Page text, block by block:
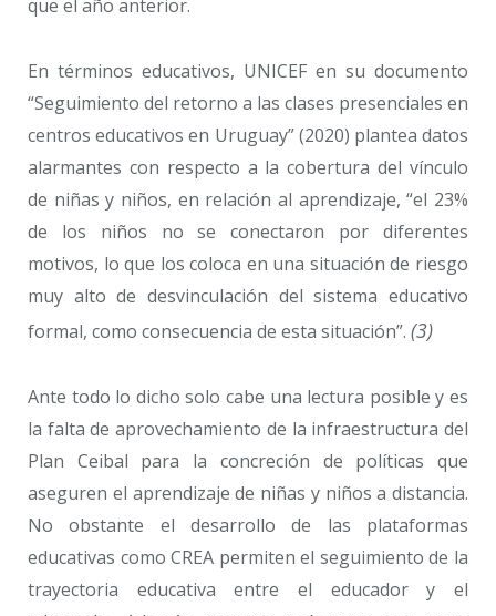
que el año anterior.
En términos educativos, UNICEF en su documento
“Seguimiento del retorno a las clases presenciales en
centros educativos en Uruguay” (2020) plantea datos
alarmantes con respecto a la cobertura del vínculo
de niñas y niños, en relación al aprendizaje, “el 23%
de los niños no se conectaron por diferentes
motivos, lo que los coloca en una situación de riesgo
muy alto de desvinculación del sistema educativo
formal, como consecuencia de esta situación”. (3)
Ante todo lo dicho solo cabe una lectura posible y es
la falta de aprovechamiento de la infraestructura del
Plan Ceibal para la concreción de políticas que
aseguren el aprendizaje de niñas y niños a distancia.
No obstante el desarrollo de las plataformas
educativas como CREA permiten el seguimiento de la
trayectoria educativa entre el educador y el